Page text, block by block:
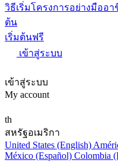
วิธีเริ่มโครงการอย่างมืออ
ต้น
เริ่มต้นฟรี
เข้าสู่ระบบ
เข้าสู่ระบบ
My account
th
สหรัฐอเมริกา
United States (English)
México (Español) Colombia